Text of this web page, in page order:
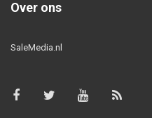
Over ons
SaleMedia.nl